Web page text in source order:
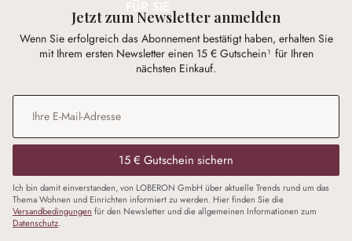
Jetzt zum Newsletter anmelden
Wenn Sie erfolgreich das Abonnement bestätigt haben, erhalten Sie
mit Ihrem ersten Newsletter einen 15 € Gutschein¹ für Ihren
nächsten Einkauf.
E-Mail-Adresse
15 € Gutschein sichern
Ich bin damit einverstanden, von LOBERON GmbH über aktuelle Trends rund um das
Thema Wohnen und Einrichten informiert zu werden. Hier finden Sie die
Versandbedingungen für den Newsletter und die allgemeinen Informationen zum
Datenschutz.